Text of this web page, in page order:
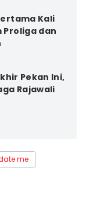
Kali
Proliga dan
Pekan Ini,
Rajawali
me